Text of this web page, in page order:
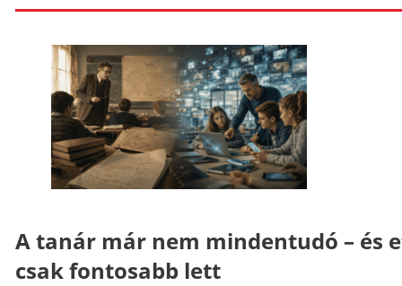
A tanár már nem mindentudó – és
csak fontosabb lett